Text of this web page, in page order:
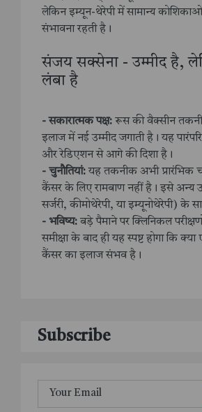
लेकिन इम्यून-थेरेपी में सामान्य
संभावना रहती है।
संजय सक्सेना - उम्मीद है,
लंबा है
- सकारात्मक पक्ष: रूस की वैक्सीन
इलाज में नई उम्मीद जगाती है। यह
और रेडिएशन से आगे की दिशा है।
- चुनौतियां:यह तकनीक अभी प्रारंभिक
कैंसर के लिए रामबाण नहीं है। इसे अन्य
सर्जरी, कीमोथेरेपी, या इम्यूनोथेरेपी) के
- भविष्य: बड़े पैमाने पर क्लिनिकल
समीक्षा के बाद ही यह स्पष्ट होगा कि
कैंसर का इलाज संभव है।
Subscribe